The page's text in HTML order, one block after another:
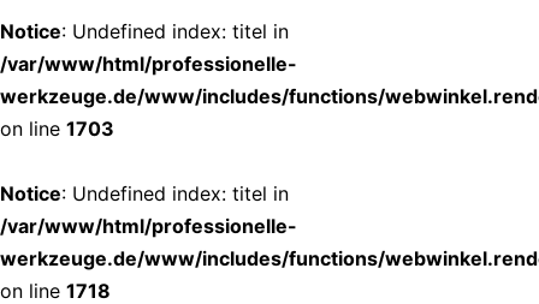
Notice: Undefined index: titel in
/var/www/html/professionelle-
werkzeuge.de/www/includes/functions/
on line 1703
Notice: Undefined index: titel in
/var/www/html/professionelle-
werkzeuge.de/www/includes/functions/
on line 1718